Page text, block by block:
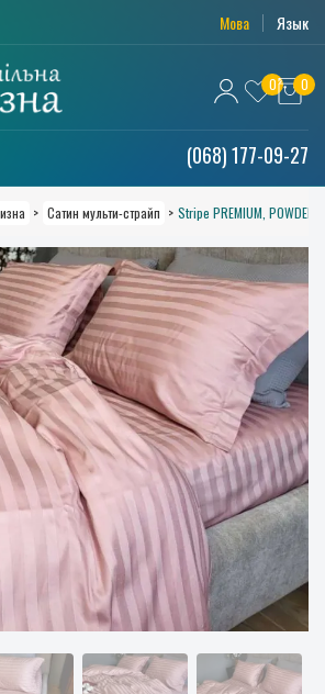
Мова Язык
0 0
(068) 177-09-27
> Сатин мульти-страйп > Stripe PREMIUM, POWDER